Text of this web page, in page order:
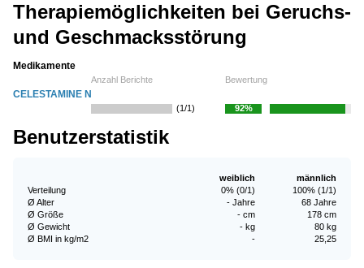
Therapiemöglichkeiten bei Geruchs-
und Geschmacksstörung
Medikamente
Anzahl Berichte Bewertung
CELESTAMINE N
(1/1) 92%
Benutzerstatistik
männlich
weiblich
Verteilung
100% (1/1)
0% (0/1)
Ø Alter
68 Jahre
- Jahre
Ø Größe
178 cm
- cm
Ø Gewicht
80 kg
- kg
Ø BMI in kg/m2
25,25
-